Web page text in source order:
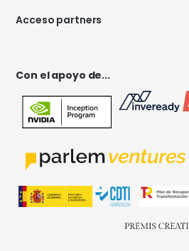
Acceso partners
Con el apoyo de...